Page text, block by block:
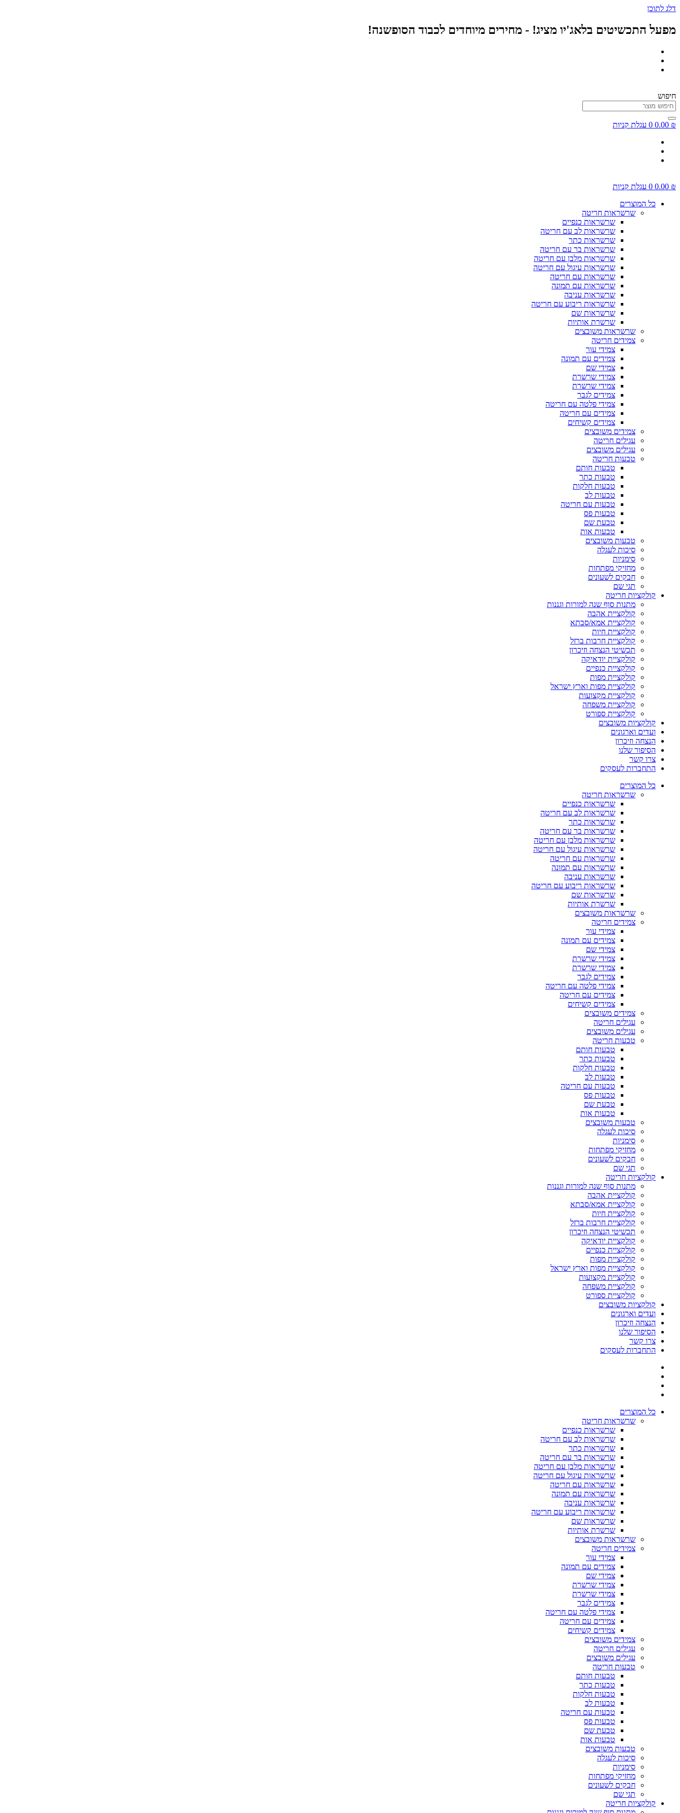
דלג לתוכן
מפעל התכשיטים בלאג'יו מציג! - מחירים מיוחדים לכבוד הסופשנה!
חיפוש
0.00 ₪
0 עגלת קניות
0.00 ₪
0 עגלת קניות
כל המוצרים
שרשראות חריטה
שרשראות כנפיים
שרשראות לב עם חריטה
שרשראות כתר
שרשראות בר עם חריטה
שרשראות מלבן עם חריטה
שרשראות עיגול עם חריטה
שרשראות עם חריטה
שרשראות עם תמונה
שרשראות עניבה
שרשראות ריבוע עם חריטה
שרשראות שם
שרשרת אותיות
שרשראות משובצים
צמידים חריטה
צמידי עור
צמידים עם תמונה
צמידי שם
צמידי שרשרת
צמידי שרשרת
צמידים לגבר
צמידי פלטה עם חריטה
צמידים עם חריטה
צמידים קשיחים
צמידים משובצים
עגילים חריטה
עגילים משובצים
טבעות חריטה
טבעות חותם
טבעות כתר
טבעות חלקות
טבעות לב
טבעות עם חריטה
טבעות פס
טבעת שם
טבעות אות
טבעות משובצים
סיכות לעגלה
סימניות
מחזיקי מפתחות
חבקים לשעונים
תגי שם
קולקציות חריטה
מתנות סוף שנה למורות וגננות
קולקציית אהבה
קולקציית אמא/סבתא
קולקציית חיות
קולקציית חרבות ברזל
תכשיטי הנצחה וזיכרון
קולקציית יודאיקה
קולקציית כנפיים
קולקציית מפות
קולקציית מפות וארץ ישראל
קולקציית מקצועות
קולקציית משפחה
קולקציית ספורט
קולקציות משובצים
ועדים וארגונים
הנצחה וזיכרון
הסיפור שלנו
צרו קשר
התחברות לעסקים
כל המוצרים
שרשראות חריטה
שרשראות כנפיים
שרשראות לב עם חריטה
שרשראות כתר
שרשראות בר עם חריטה
שרשראות מלבן עם חריטה
שרשראות עיגול עם חריטה
שרשראות עם חריטה
שרשראות עם תמונה
שרשראות עניבה
שרשראות ריבוע עם חריטה
שרשראות שם
שרשרת אותיות
שרשראות משובצים
צמידים חריטה
צמידי עור
צמידים עם תמונה
צמידי שם
צמידי שרשרת
צמידי שרשרת
צמידים לגבר
צמידי פלטה עם חריטה
צמידים עם חריטה
צמידים קשיחים
צמידים משובצים
עגילים חריטה
עגילים משובצים
טבעות חריטה
טבעות חותם
טבעות כתר
טבעות חלקות
טבעות לב
טבעות עם חריטה
טבעות פס
טבעת שם
טבעות אות
טבעות משובצים
סיכות לעגלה
סימניות
מחזיקי מפתחות
חבקים לשעונים
תגי שם
קולקציות חריטה
מתנות סוף שנה למורות וגננות
קולקציית אהבה
קולקציית אמא/סבתא
קולקציית חיות
קולקציית חרבות ברזל
תכשיטי הנצחה וזיכרון
קולקציית יודאיקה
קולקציית כנפיים
קולקציית מפות
קולקציית מפות וארץ ישראל
קולקציית מקצועות
קולקציית משפחה
קולקציית ספורט
קולקציות משובצים
ועדים וארגונים
הנצחה וזיכרון
הסיפור שלנו
צרו קשר
התחברות לעסקים
כל המוצרים
שרשראות חריטה
שרשראות כנפיים
שרשראות לב עם חריטה
שרשראות כתר
שרשראות בר עם חריטה
שרשראות מלבן עם חריטה
שרשראות עיגול עם חריטה
שרשראות עם חריטה
שרשראות עם תמונה
שרשראות עניבה
שרשראות ריבוע עם חריטה
שרשראות שם
שרשרת אותיות
שרשראות משובצים
צמידים חריטה
צמידי עור
צמידים עם תמונה
צמידי שם
צמידי שרשרת
צמידי שרשרת
צמידים לגבר
צמידי פלטה עם חריטה
צמידים עם חריטה
צמידים קשיחים
צמידים משובצים
עגילים חריטה
עגילים משובצים
טבעות חריטה
טבעות חותם
טבעות כתר
טבעות חלקות
טבעות לב
טבעות עם חריטה
טבעות פס
טבעת שם
טבעות אות
טבעות משובצים
סיכות לעגלה
סימניות
מחזיקי מפתחות
חבקים לשעונים
תגי שם
קולקציות חריטה